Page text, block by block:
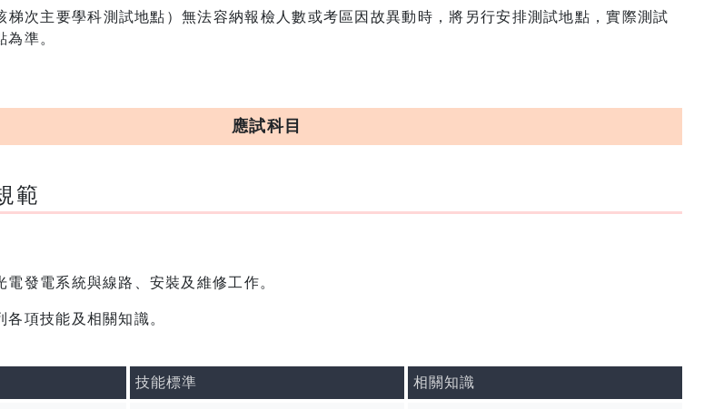
梯次主要學科測試地點）無法容納報檢人數或考區因故異動時，將另行安排測試地點，實際測試
準。
應試科目
範
電發電系統與線路、安裝及維修工作。
項技能及相關知識。
技能標準 相關知識